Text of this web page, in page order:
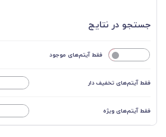
جستجو در نتایج
فقط آیتم‌های موجود
فقط آیتم‌های تخفیف دار
فقط آیتم‌های ویژه